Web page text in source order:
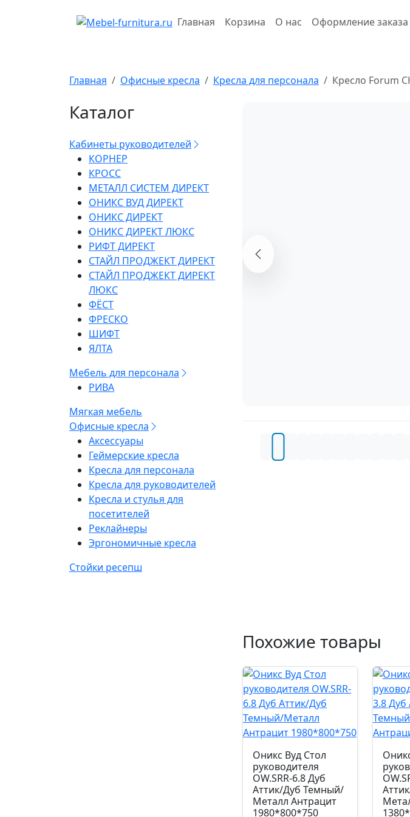
Главная Корзина О нас Оформление заказа
Главная Офисные кресла Кресла для персонала Кресло Forum
Каталог
Кабинеты руководителей
КОРНЕР
КРОСС
МЕТАЛЛ СИСТЕМ ДИРЕКТ
ОНИКС ВУД ДИРЕКТ
ОНИКС ДИРЕКТ
ОНИКС ДИРЕКТ ЛЮКС
РИФТ ДИРЕКТ
СТАЙЛ ПРОДЖЕКТ ДИРЕКТ
СТАЙЛ ПРОДЖЕКТ ДИРЕКТ
ЛЮКС
ФЁСТ
ФРЕСКО
ШИФТ
ЯЛТА
Мебель для персонала
РИВА
Мягкая мебель
Офисные кресла
Аксессуары
Геймерские кресла
Кресла для персонала
Кресла для руководителей
Кресла и стулья для
посетителей
Реклайнеры
Эргономичные кресла
Стойки ресепш
Похожие товары
Оникс Вуд Стол
руководителя
OW.SRR-6.8 Дуб
Аттик/Дуб Темный/
Металл Антрацит
1980*800*750